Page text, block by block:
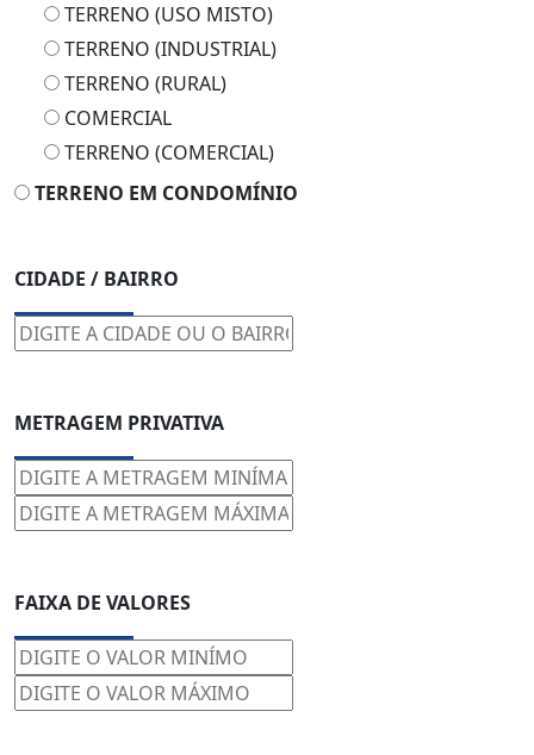
TERRENO (USO MISTO)
TERRENO (INDUSTRIAL)
TERRENO (RURAL)
COMERCIAL
TERRENO (COMERCIAL)
TERRENO EM CONDOMÍNIO
CIDADE / BAIRRO
METRAGEM PRIVATIVA
FAIXA DE VALORES